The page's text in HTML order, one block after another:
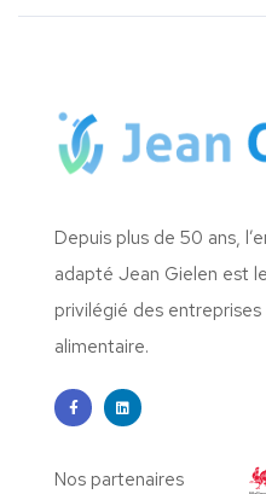
Depuis plus de 50 ans,
adapté Jean Gielen est
privilégié des
alimentaire.
Nos partenaires